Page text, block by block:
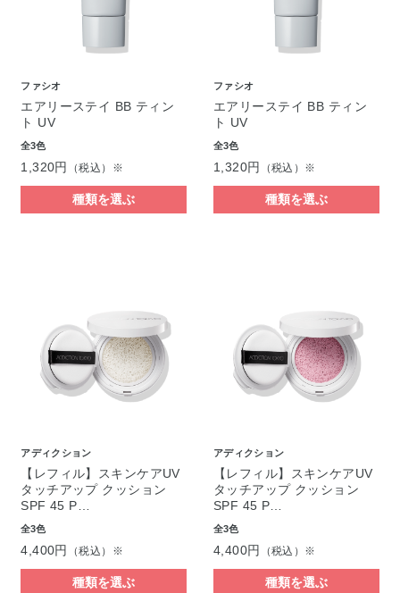
ファシオ
エアリーステイ BB ティン
ト UV
全3色
1,320円 （税込）※
種類を選ぶ
ファシオ
エアリーステイ BB ティン
ト UV
全3色
1,320円 （税込）※
種類を選ぶ
アディクション
【レフィル】スキンケアUV
タッチアップ クッション
SPF 45 P…
全3色
4,400円 （税込）※
種類を選ぶ
アディクション
【レフィル】スキンケアUV
タッチアップ クッション
SPF 45 P…
全3色
4,400円 （税込）※
種類を選ぶ